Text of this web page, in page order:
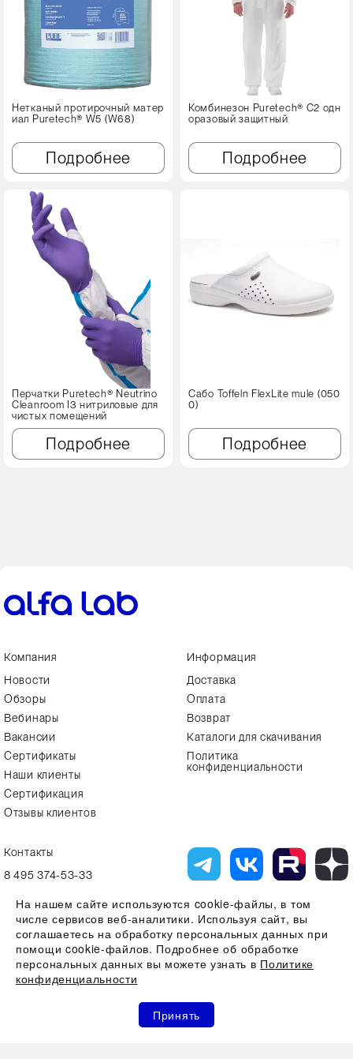
Избранное Сравнение
Нетканый протирочный матер
иал Puretech® W5 (W68)
Подробнее
Комбинезон Puretech® C2 одн
оразовый защитный
Подробнее
Перчатки Puretech® Neutrino
Cleanroom I3 нитриловые для
чистых помещений
Подробнее
Сабо Toffeln FlexLite mule (050
0)
Подробнее
Компания
Новости
Обзоры
Вебинары
Вакансии
Сертификаты
Наши клиенты
Сертификация
Отзывы клиентов
Информация
Доставка
Оплата
Возврат
Каталоги для скачивания
Политика
конфиденциальности
Контакты
8 495 374-53-33
Вся представленная на сайте информация, касающаяся технических
характеристик, наличия на складе, стоимости товаров, носит
информационный характер и ни при каких условиях не является
публичной офертой, определяемой положениями Статьи 437(2)
Гражданского кодекса РФ
Все права защищены 2026 © ООО "Компания Альфа-Лаб" ИНН
7731644966 | ОГРН 1107746123121
На нашем сайте используются cookie-файлы, в том
числе сервисов веб-аналитики. Используя сайт, вы
соглашаетесь на обработку персональных данных при
помощи cookie-файлов. Подробнее об обработке
персональных данных вы можете узнать в Политике
конфиденциальности
Принять